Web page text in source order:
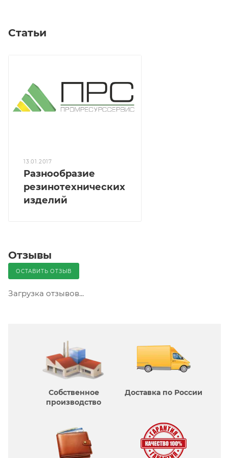
Статьи
13.01.2017
Разнообразие
резинотехнических
изделий
Отзывы
ОСТАВИТЬ ОТЗЫВ
Загрузка отзывов...
Собственное
производcтво
Доставка по России